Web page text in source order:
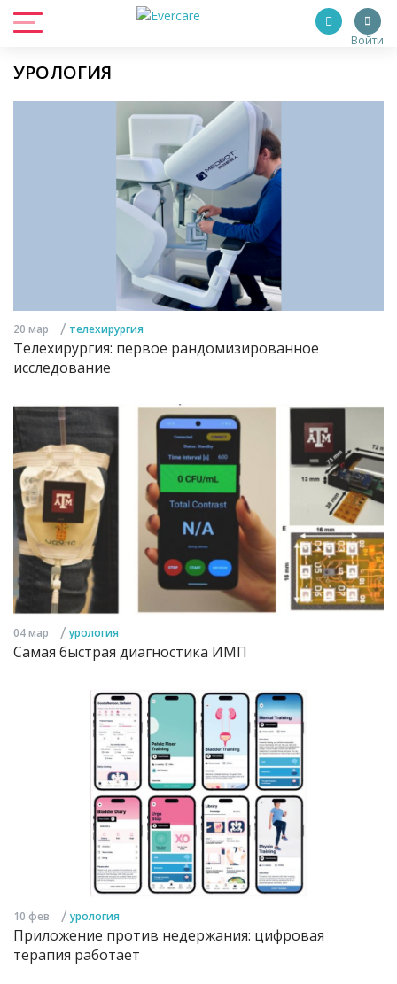
Войти
УРОЛОГИЯ
20 мар / телехирургия
Телехирургия: первое рандомизированное
исследование
04 мар / урология
Самая быстрая диагностика ИМП
10 фев / урология
Приложение против недержания: цифровая
терапия работает